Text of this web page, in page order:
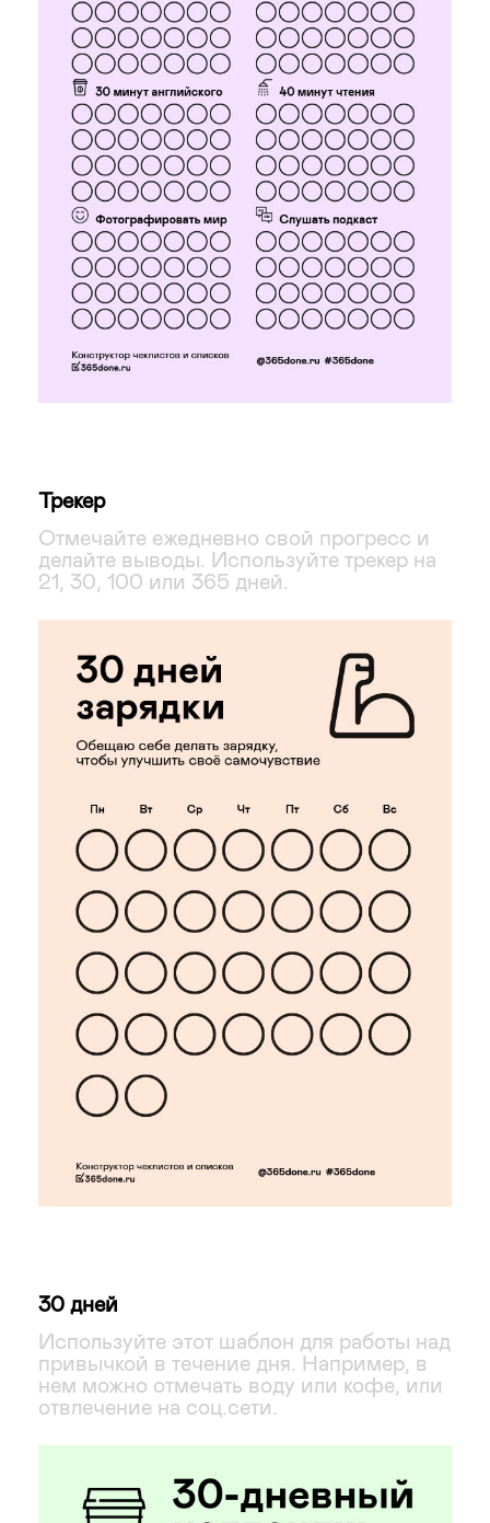
Трекер
Отмечайте ежедневно свой прогресс и
делайте выводы. Используйте трекер на
21, 30, 100 или 365 дней.
30 дней
Используйте этот шаблон для работы над
привычкой в течение дня. Например, в
нем можно отмечать воду или кофе, или
отвлечение на соц.сети.